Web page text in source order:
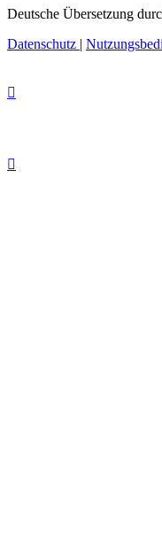
Deutsche Übersetzung
Datenschutz |